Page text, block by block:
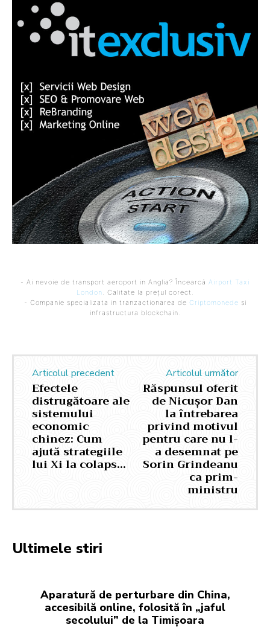
- Ai nevoie de transport aeroport in Anglia? Încearcă Airport Taxi
London . Calitate la prețul corect.
- Companie specializata in tranzactionarea de Criptomonede si
infrastructura blockchain.
Articolul precedent
Efectele
distrugătoare ale
sistemului
economic
chinez: Cum
ajută strategiile
lui Xi la colaps…
Articolul următor
Răspunsul oferit
de Nicușor Dan
la întrebarea
privind motivul
pentru care nu l-
a desemnat pe
Sorin Grindeanu
ca prim-
ministru
Ultimele stiri
Aparatură de perturbare din China,
accesibilă online, folosită în „jaful
secolului” de la Timișoara